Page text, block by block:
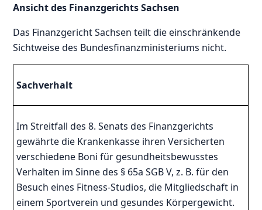
Ansicht des Finanzgerichts Sachsen
Das Finanzgericht Sachsen teilt die einschränkende
Sichtweise des Bundesfinanzministeriums nicht.
Sachverhalt
Im Streitfall des 8. Senats des Finanzgerichts
gewährte die Krankenkasse ihren Versicherten
verschiedene Boni für gesundheitsbewusstes
Verhalten im Sinne des § 65a SGB V, z. B. für den
Besuch eines Fitness-Studios, die Mitgliedschaft in
einem Sportverein und gesundes Körpergewicht.